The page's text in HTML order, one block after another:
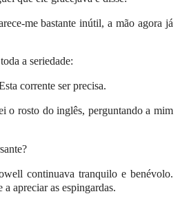
me bastante inútil, a mão agora já
a seriedade:
corrente ser precisa.
o rosto do inglês, perguntando a mim
continuava tranquilo e benévolo.
apreciar as espingardas.